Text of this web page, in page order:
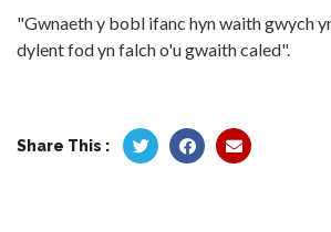
"Gwnaeth y bobl ifanc hyn waith gwych
dylent fod yn falch o'u gwaith caled".
Share This :